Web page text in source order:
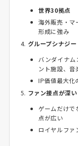
世界30拠点
海外販売・マ
形成に強み
グループシナジー
バンダイナム
ント施設、
IP価値最大化
ファン接点が深い
ゲームだけで
点が広い
ロイヤルファ